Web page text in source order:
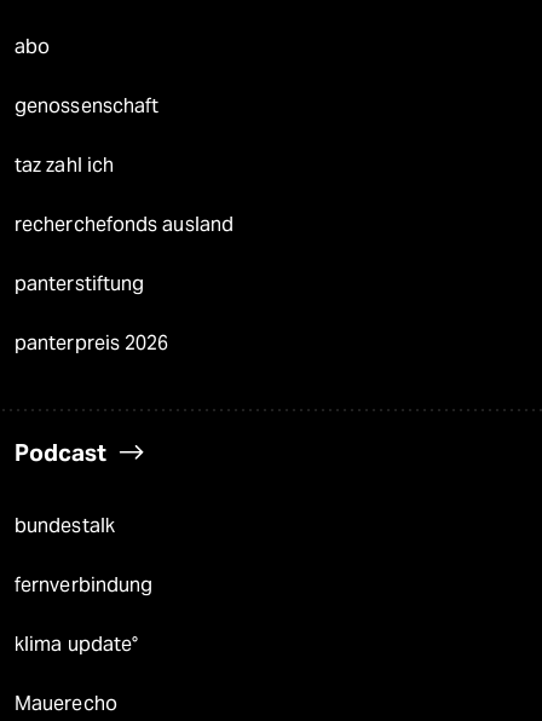
abo
genossenschaft
taz zahl ich
recherchefonds ausland
panterstiftung
panterpreis 2026
Podcast
bundestalk
fernverbindung
klima update°
Mauerecho